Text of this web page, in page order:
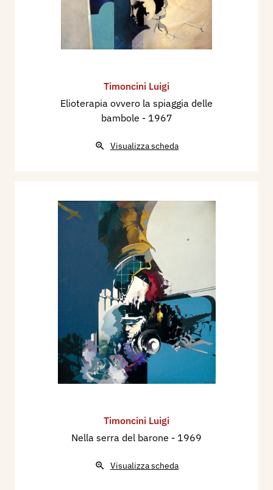
Timoncini Luigi
Elioterapia ovvero la spiaggia delle
bambole - 1967
Visualizza scheda
Timoncini Luigi
Nella serra del barone - 1969
Visualizza scheda